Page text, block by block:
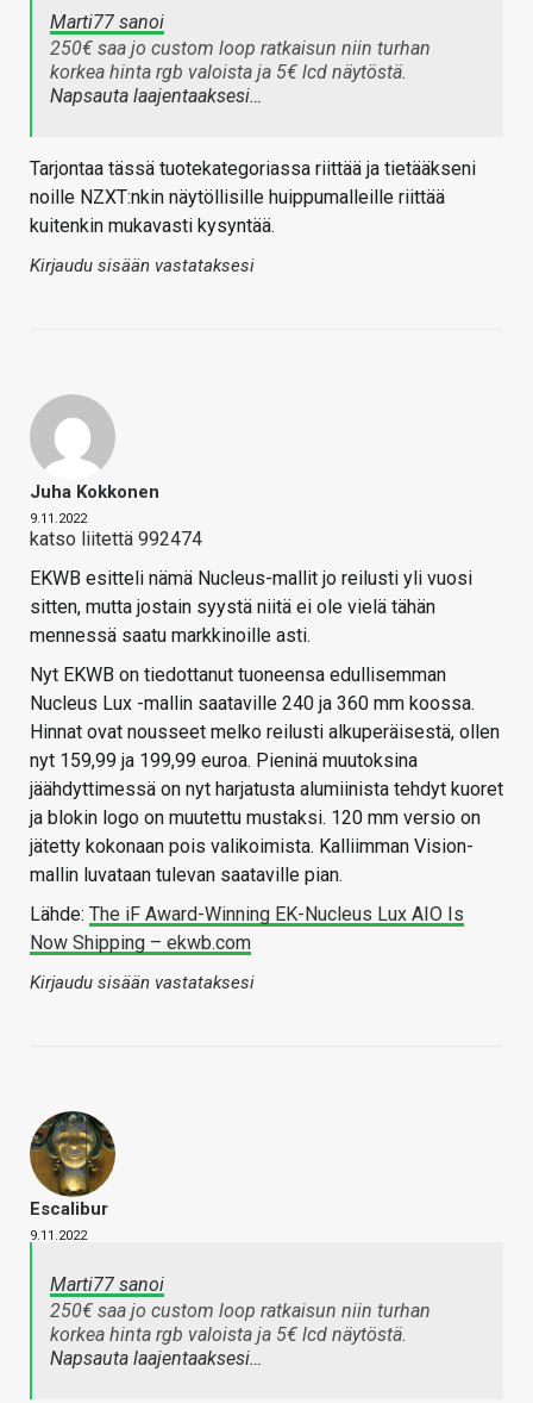
Marti77 sanoi
250€ saa jo custom loop ratkaisun niin turhan
korkea hinta rgb valoista ja 5€ lcd näytöstä.
Napsauta laajentaaksesi…
Tarjontaa tässä tuotekategoriassa riittää ja tietääkseni
noille NZXT:nkin näytöllisille huippumalleille riittää
kuitenkin mukavasti kysyntää.
Kirjaudu sisään vastataksesi
Juha Kokkonen
9.11.2022
katso liitettä 992474
EKWB esitteli nämä Nucleus-mallit jo reilusti yli vuosi
sitten, mutta jostain syystä niitä ei ole vielä tähän
mennessä saatu markkinoille asti.
Nyt EKWB on tiedottanut tuoneensa edullisemman
Nucleus Lux -mallin saataville 240 ja 360 mm koossa.
Hinnat ovat nousseet melko reilusti alkuperäisestä, ollen
nyt 159,99 ja 199,99 euroa. Pieninä muutoksina
jäähdyttimessä on nyt harjatusta alumiinista tehdyt kuoret
ja blokin logo on muutettu mustaksi. 120 mm versio on
jätetty kokonaan pois valikoimista. Kalliimman Vision-
mallin luvataan tulevan saataville pian.
Lähde: The iF Award-Winning EK-Nucleus Lux AIO Is
Now Shipping – ekwb.com
Kirjaudu sisään vastataksesi
Escalibur
9.11.2022
Marti77 sanoi
250€ saa jo custom loop ratkaisun niin turhan
korkea hinta rgb valoista ja 5€ lcd näytöstä.
Napsauta laajentaaksesi…